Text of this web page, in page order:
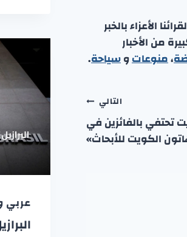
الأعزاء بالخبر
من الأخبار
،منوعاتوسياحة.
التالي
تحتفي بالفائزين في
الكويت للأبحاث»
عربي